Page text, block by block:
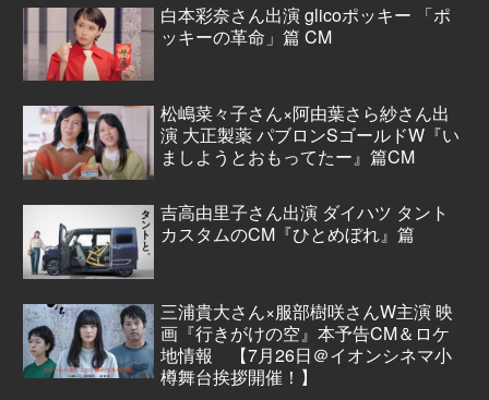
白本彩奈さん出演 glicoポッキー 「ポ
ッキーの革命」篇 CM
松嶋菜々子さん×阿由葉さら紗さん出
演 大正製薬 パブロンSゴールドW『い
ましようとおもってたー』篇CM
吉高由里子さん出演 ダイハツ タント
カスタムのCM『ひとめぼれ』篇
三浦貴大さん×服部樹咲さんW主演 映
画『行きがけの空』本予告CM＆ロケ
地情報 【7月26日＠イオンシネマ小
樽舞台挨拶開催！】